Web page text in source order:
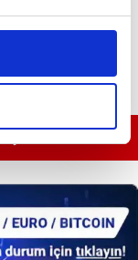
özel
yaparken
sunmak
adına
bu noktada,
tek gelir
izin vermedikleri